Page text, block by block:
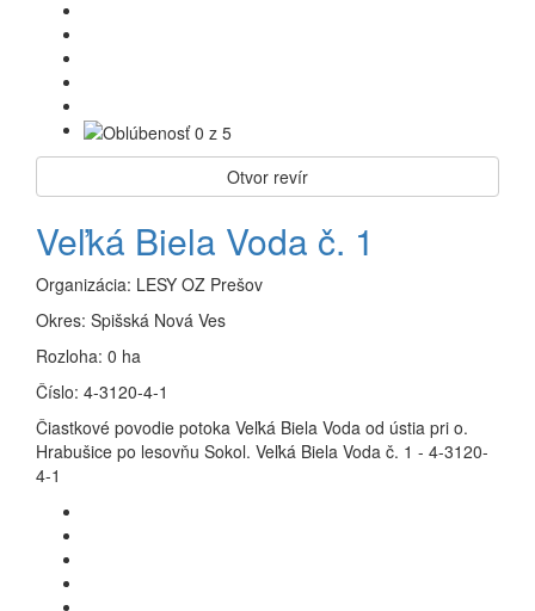
Otvor revír
Veľká Biela Voda č. 1
Organizácia: LESY OZ Prešov
Okres: Spišská Nová Ves
Rozloha: 0 ha
Číslo: 4-3120-4-1
Čiastkové povodie potoka Veľká Biela Voda od ústia pri o.
Hrabušice po lesovňu Sokol. Veľká Biela Voda č. 1 - 4-3120-
4-1